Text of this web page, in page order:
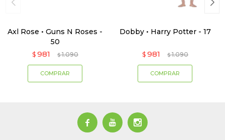
Axl Rose • Guns N Roses -
50
$ 981 $ 1.090
Dobby • Harry Potter - 17
$ 981 $ 1.090
  